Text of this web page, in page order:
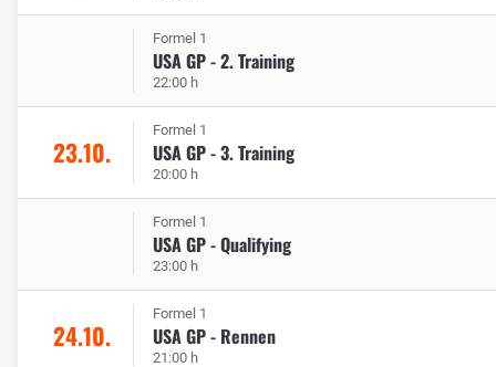
Formel 1
USA GP - 2. Training
22:00 h
23.10.
Formel 1
USA GP - 3. Training
20:00 h
Formel 1
USA GP - Qualifying
23:00 h
24.10.
Formel 1
USA GP - Rennen
21:00 h